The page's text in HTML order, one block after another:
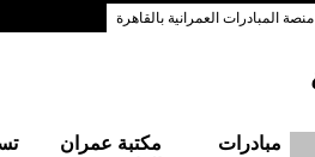
منصة المبادرات العمرانية بالقاهرة
مبادرات
مكتبة عمران